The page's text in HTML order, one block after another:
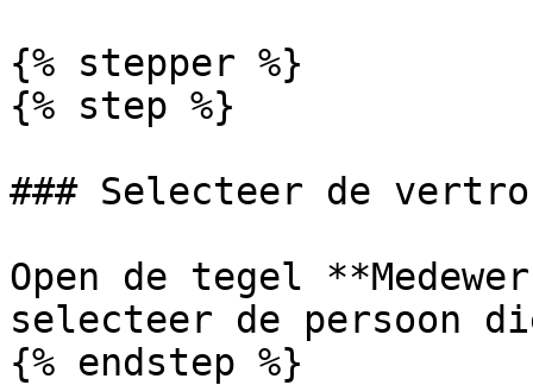
{% stepper %}
{% step %}
### Selecteer de
Open de tegel
selecteer de persoon
{% endstep %}